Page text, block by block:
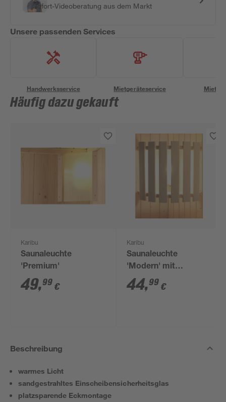
Sofort-Videoberatung aus dem Markt
Unsere passenden Services
Handwerksservice Mietgeräteservice
Häufig dazu gekauft
Karibu
Saunaleuchte
'Premium'
49,99 €
Karibu
Saunaleuchte
'Modern' mit
Massivholzblendschirm
44,99 €
Beschreibung
warmes Licht
sandgestrahltes Einscheibensicherheitsglas
platzsparende Eckmontage